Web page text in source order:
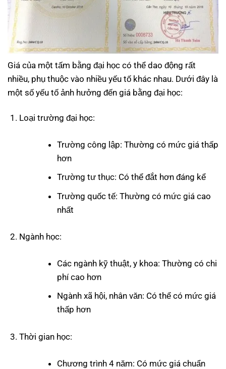
Giá của một tấm bằng đại học có thể dao động rất
nhiều, phụ thuộc vào nhiều yếu tố khác nhau. Dưới đây là
một số yếu tố ảnh hưởng đến giá bằng đại học:
Loại trường đại học:
Trường công lập: Thường có mức giá thấp
hơn
Trường tư thục: Có thể đắt hơn đáng kể
Trường quốc tế: Thường có mức giá cao
nhất
Ngành học:
Các ngành kỹ thuật, y khoa: Thường có chi
phí cao hơn
Ngành xã hội, nhân văn: Có thể có mức giá
thấp hơn
Thời gian học:
Chương trình 4 năm: Có mức giá chuẩn